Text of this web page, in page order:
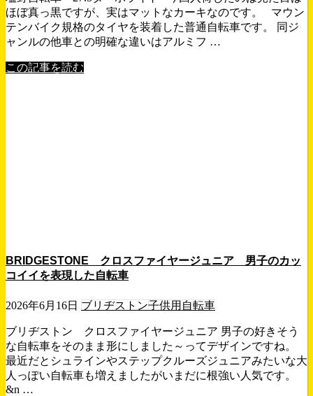
ほぼ真っ黒ですが、実はマットなカーキなのです。 マウン
テンバイク規格のタイヤを装着した普通自転車です。 同ジ
ャンルの他車との明確な違いはアルミフ …
この記事を読む
BRIDGESTONE クロスファイヤージュニア 男子のカッ
コイイを表現した自転車
2026年6月16日 ブリヂストン子供用自転車
ブリヂストン クロスファイヤージュニア 男子の好きそう
な自転車をそのまま形にしました～ってデザインですね。
最近だとシュラインやステップクルーズジュニアみたいな大
人っぽい自転車も増えましたがいまだに根強い人気です。
&n …